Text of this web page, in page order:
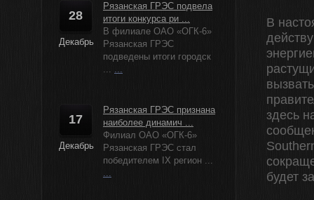
28
Декабрь
Рязанская ГРЭС подвела
итоги конкурса ри ...
В филиале ОАО «ОГК-6»
Рязанская ГРЭС
подведены итоги городск
... ...
17
Декабрь
Рязанская ГРЭС признана
наиболее динамич ...
Филиал ОАО «ОГК-6»
Рязанская ГРЭС стал
победителем IX регион ...
...
В
здесь
будет